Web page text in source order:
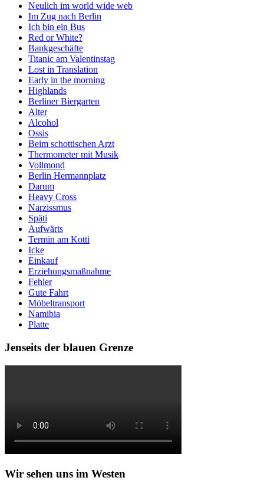
Neulich im world wide web
Im Zug nach Berlin
Ich bin ein Bus
Red or White?
Bankgeschäfte
Titanic am Valentinstag
Lost in Translation
Early in the morning
Highlands
Berliner Biergarten
Alter
Alcohol
Ossis
Beim schottischen Arzt
Thermometer mit Musik
Vollmond
Berlin Hermannplatz
Darum
Heavy Cross
Narzissmus
Späti
Aufwärts
Termin am Kotti
Icke
Einkauf
Erziehungsmaßnahme
Fehler
Gute Fahrt
Möbeltransport
Namibia
Platte
Jenseits der blauen Grenze
Wir sehen uns im Westen